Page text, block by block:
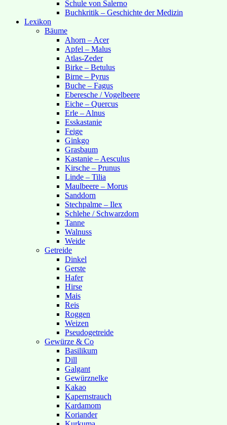
Schule von Salerno
Buchkritik – Geschichte der Medizin
Lexikon
Bäume
Ahorn – Acer
Apfel – Malus
Atlas-Zeder
Birke – Betulus
Birne – Pyrus
Buche – Fagus
Eberesche / Vogelbeere
Eiche – Quercus
Erle – Alnus
Esskastanie
Feige
Ginkgo
Grasbaum
Kastanie – Aesculus
Kirsche – Prunus
Linde – Tilia
Maulbeere – Morus
Sanddorn
Stechpalme – Ilex
Schlehe / Schwarzdorn
Tanne
Walnuss
Weide
Getreide
Dinkel
Gerste
Hafer
Hirse
Mais
Reis
Roggen
Weizen
Pseudogetreide
Gewürze & Co
Basilikum
Dill
Galgant
Gewürznelke
Kakao
Kapernstrauch
Kardamom
Koriander